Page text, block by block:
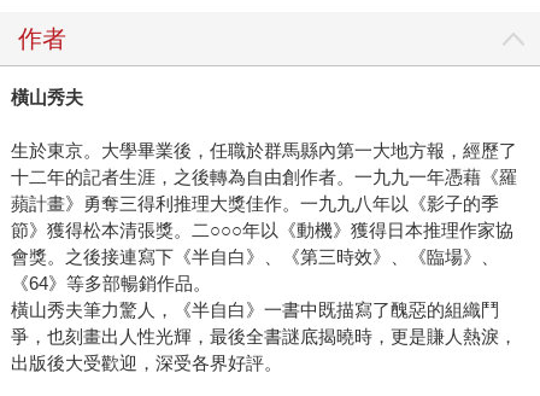
作者
橫山秀夫
生於東京。大學畢業後，任職於群馬縣內第一大地方報，經歷了
十二年的記者生涯，之後轉為自由創作者。一九九一年憑藉《羅
蘋計畫》勇奪三得利推理大獎佳作。一九九八年以《影子的季
節》獲得松本清張獎。二○○○年以《動機》獲得日本推理作家協
會獎。之後接連寫下《半自白》、《第三時效》、《臨場》、
《64》等多部暢銷作品。
橫山秀夫筆力驚人，《半自白》一書中既描寫了醜惡的組織鬥
爭，也刻畫出人性光輝，最後全書謎底揭曉時，更是賺人熱淚，
出版後大受歡迎，深受各界好評。